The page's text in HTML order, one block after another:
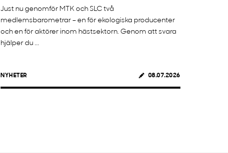
Just nu genomför MTK och SLC två
medlemsbarometrar – en för ekologiska producenter
och en för aktörer inom hästsektorn. Genom att svara
hjälper du ...
NYHETER 08.07.2026